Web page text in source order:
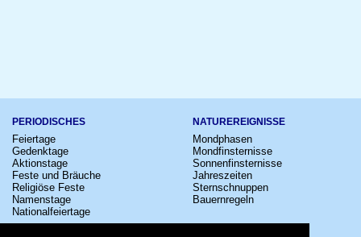
PERIODISCHES
Feiertage
Gedenktage
Aktionstage
Feste und Bräuche
Religiöse Feste
Namenstage
Nationalfeiertage
NATUREREIGNISSE
Mondphasen
Mondfinsternisse
Sonnenfinsternisse
Jahreszeiten
Sternschnuppen
Bauernregeln